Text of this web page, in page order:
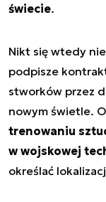
świecie.
Nikt się wtedy
podpisze
stworków przez
nowym świetle.
trenowaniu
w wojskowej
określać